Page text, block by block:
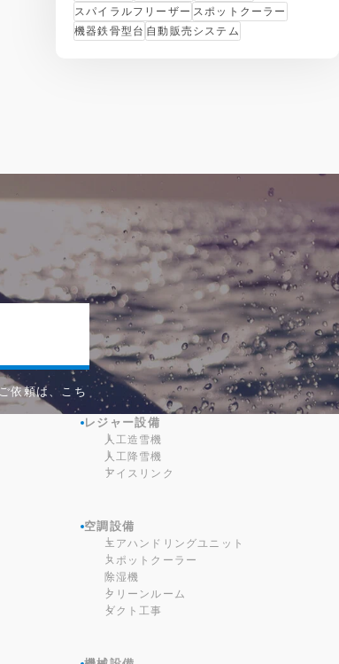
スパイラルフリーザー スポットクーラー
機器鉄骨型台 自動販売システム
依頼は、こち
レジャー設備
人工造雪機
人工降雪機
アイスリンク
空調設備
エアハンドリングユニット
スポットクーラー
除湿機
クリーンルーム
ダクト工事